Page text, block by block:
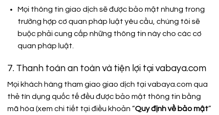
Mọi thông tin giao dịch sẽ được bảo mật nhưng trong
trường hợp cơ quan pháp luật yêu cầu, chúng tôi sẽ
buộc phải cung cấp những thông tin này cho các cơ
quan pháp luật.
7. Thanh toán an toàn và tiện lợi tại vabaya.com
Mọi khách hàng tham giao giao dịch tại vabaya.com qua
thẻ tín dụng quốc tế đều được bảo mật thông tin bằng
mã hóa (xem chi tiết tại điều khoản “Quy định về bảo mật”